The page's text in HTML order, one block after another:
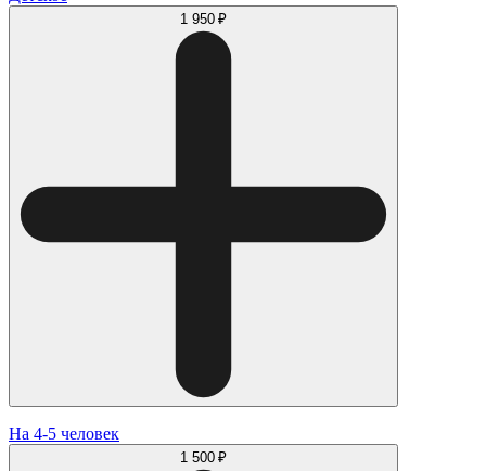
1 950 ₽
На 4-5 человек
1 500 ₽